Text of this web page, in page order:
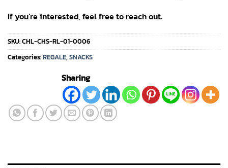
If you’re interested, feel free to reach out.
SKU:CHL-CHS-RL-01-0006
Categories:REGALE,SNACKS
Sharing